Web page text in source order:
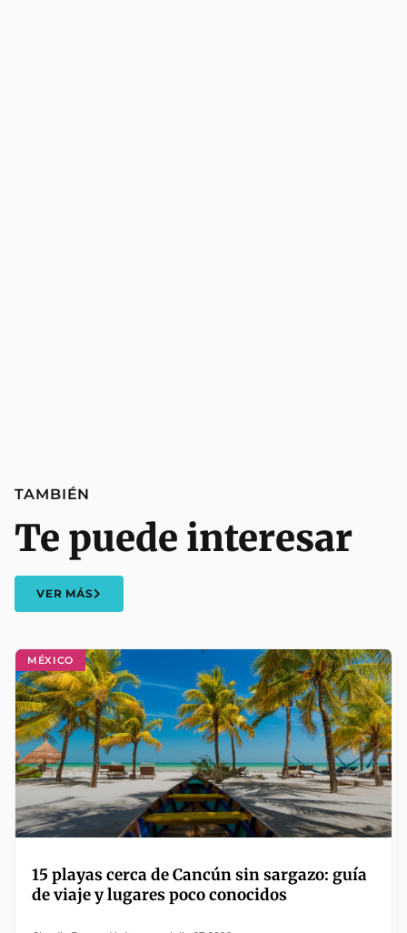
MÉXICO
15 playas cerca de Cancún sin sargazo: guía
de viaje y lugares poco conocidos
TAMBIÉN
Te puede interesar
VER MÁS